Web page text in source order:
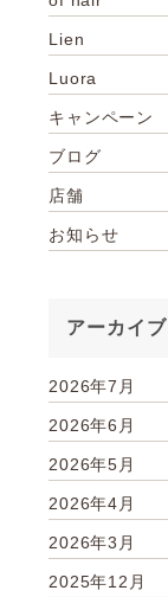
Lien
Luora
キャンペーン
ブログ
店舗
お知らせ
アーカイブ
2026年7月
2026年6月
2026年5月
2026年4月
2026年3月
2025年12月